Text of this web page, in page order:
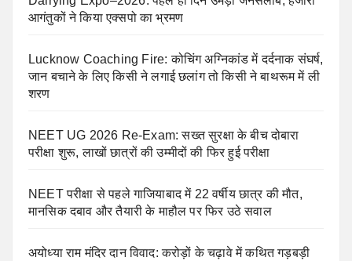
आगंतुकों ने किया एक्सपो का भ्रमण
Lucknow Coaching Fire: कोचिंग अग्निकांड में दर्दनाक संघर्ष,
जान बचाने के लिए किसी ने लगाई छलांग तो किसी ने बाथरूम में ली
शरण
NEET UG 2026 Re-Exam: सख्त सुरक्षा के बीच दोबारा
परीक्षा शुरू, लाखों छात्रों की उम्मीदों की फिर हुई परीक्षा
NEET परीक्षा से पहले गाजियाबाद में 22 वर्षीय छात्र की मौत,
मानसिक दबाव और तैयारी के माहौल पर फिर उठे सवाल
अयोध्या राम मंदिर दान विवाद: करोड़ों के चढ़ावे में कथित गड़बड़ी